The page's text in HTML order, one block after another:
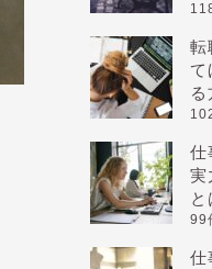
転
て
る
仕
実
と
99
仕